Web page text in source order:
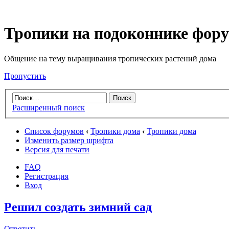
Тропики на подоконнике
Общение на тему выращивания тропических растений дома
Пропустить
Расширенный поиск
Список форумов ‹ Тропики дома ‹ Тропики дома
Изменить размер шрифта
Версия для печати
FAQ
Регистрация
Вход
Решил создать зимний сад